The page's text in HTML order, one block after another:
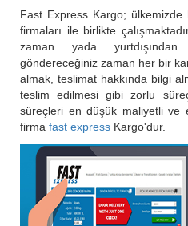
Fast Express Kargo; ülkemizde
firmaları ile birlikte
zaman yada
göndereceğiniz zaman her bir
almak, teslimat hakkında bilgi
teslim edilmesi gibi zorlu
süreçleri en düşük maliyetli ve
firma fast express Kargo'dur.